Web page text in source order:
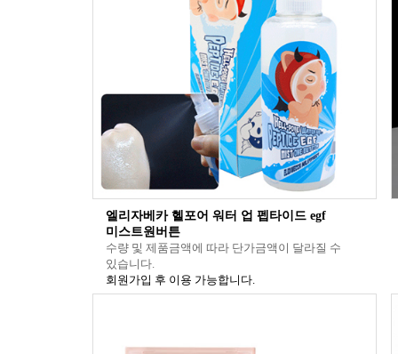
엘리자베카 헬포어 워터 업 펩타이드 egf
미스트원버튼
수량 및 제품금액에 따라 단가금액이 달라질 수
있습니다.
회원가입 후 이용 가능합니다.